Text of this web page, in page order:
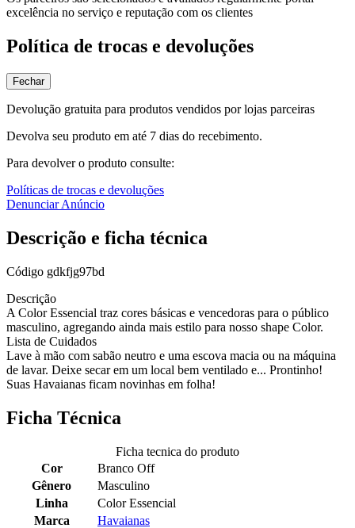
excelência no serviço e reputação com os clientes
Política de trocas e devoluções
Fechar
Devolução gratuita para produtos vendidos por lojas parceiras
Devolva seu produto em até 7 dias do recebimento.
Para devolver o produto consulte:
Políticas de trocas e devoluções
Denunciar Anúncio
Descrição e ficha técnica
Código gdkfjg97bd
Descrição
A Color Essencial traz cores básicas e vencedoras para o público
masculino, agregando ainda mais estilo para nosso shape Color.
Lista de Cuidados
Lave à mão com sabão neutro e uma escova macia ou na máquina
de lavar. Deixe secar em um local bem ventilado e... Prontinho!
Suas Havaianas ficam novinhas em folha!
Ficha Técnica
Ficha tecnica do produto
Cor
Branco Off
Gênero
Masculino
Linha
Color Essencial
Marca
Havaianas